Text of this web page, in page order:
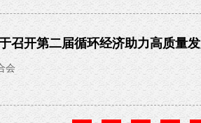
召开第二届循环经济助力高质量
会